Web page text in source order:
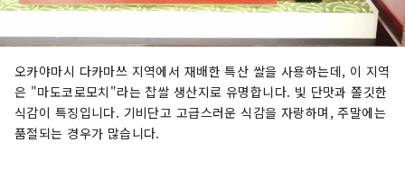
오카야마시 다카마쓰 지역에서 재배한 특산 쌀을 사용하는데, 이 지역
은 "마도코로모치"라는 찹쌀 생산지로 유명합니다. 빛 단맛과 쫄깃한
식감이 특징입니다. 기비단고 고급스러운 식감을 자랑하며, 주말에는
품절되는 경우가 많습니다.